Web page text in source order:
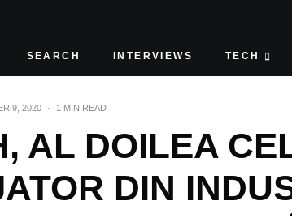
SEARCH INTERVIEWS TECH
9, 2020 · 1 MIN READ
AL DOILEA
DIN